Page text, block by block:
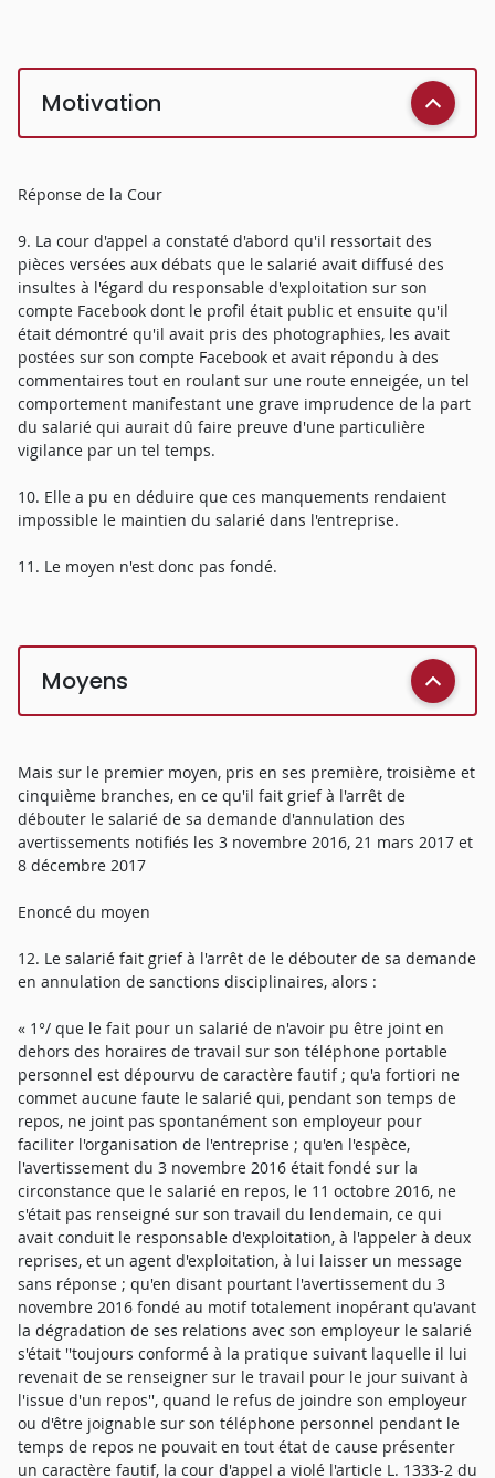
Motivation
Réponse de la Cour
9. La cour d'appel a constaté d'abord qu'il ressortait des
pièces versées aux débats que le salarié avait diffusé des
insultes à l'égard du responsable d'exploitation sur son
compte Facebook dont le profil était public et ensuite qu'il
était démontré qu'il avait pris des photographies, les avait
postées sur son compte Facebook et avait répondu à des
commentaires tout en roulant sur une route enneigée, un tel
comportement manifestant une grave imprudence de la part
du salarié qui aurait dû faire preuve d'une particulière
vigilance par un tel temps.
10. Elle a pu en déduire que ces manquements rendaient
impossible le maintien du salarié dans l'entreprise.
11. Le moyen n'est donc pas fondé.
Moyens
Mais sur le premier moyen, pris en ses première, troisième et
cinquième branches, en ce qu'il fait grief à l'arrêt de
débouter le salarié de sa demande d'annulation des
avertissements notifiés les 3 novembre 2016, 21 mars 2017 et
8 décembre 2017
Enoncé du moyen
12. Le salarié fait grief à l'arrêt de le débouter de sa demande
en annulation de sanctions disciplinaires, alors :
« 1°/ que le fait pour un salarié de n'avoir pu être joint en
dehors des horaires de travail sur son téléphone portable
personnel est dépourvu de caractère fautif ; qu'a fortiori ne
commet aucune faute le salarié qui, pendant son temps de
repos, ne joint pas spontanément son employeur pour
faciliter l'organisation de l'entreprise ; qu'en l'espèce,
l'avertissement du 3 novembre 2016 était fondé sur la
circonstance que le salarié en repos, le 11 octobre 2016, ne
s'était pas renseigné sur son travail du lendemain, ce qui
avait conduit le responsable d'exploitation, à l'appeler à deux
reprises, et un agent d'exploitation, à lui laisser un message
sans réponse ; qu'en disant pourtant l'avertissement du 3
novembre 2016 fondé au motif totalement inopérant qu'avant
la dégradation de ses relations avec son employeur le salarié
s'était ''toujours conformé à la pratique suivant laquelle il lui
revenait de se renseigner sur le travail pour le jour suivant à
l'issue d'un repos'', quand le refus de joindre son employeur
ou d'être joignable sur son téléphone personnel pendant le
temps de repos ne pouvait en tout état de cause présenter
un caractère fautif, la cour d'appel a violé l'article L. 1333-2 du